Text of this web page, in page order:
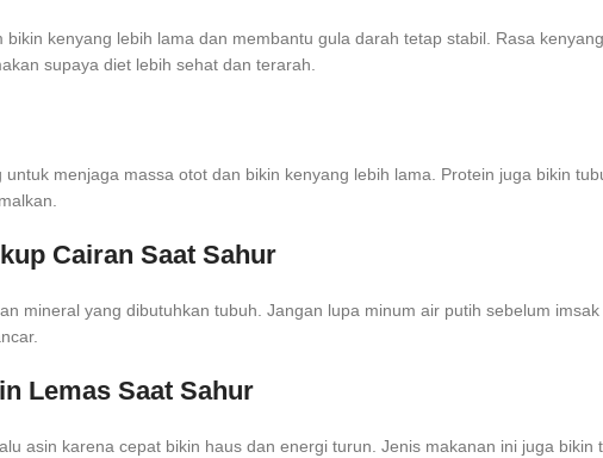
kenyang lebih lama dan membantu gula darah tetap stabil. Rasa
supaya diet lebih sehat dan terarah.
menjaga massa otot dan bikin kenyang lebih lama. Protein juga bikin
Cairan Saat Sahur
mineral yang dibutuhkan tubuh. Jangan lupa minum air putih sebelum
Lemas Saat Sahur
asin karena cepat bikin haus dan energi turun. Jenis makanan ini juga